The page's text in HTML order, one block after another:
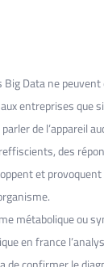
Data ne
entreprises que
de l’appareil
des
et
métabolique ou
en france